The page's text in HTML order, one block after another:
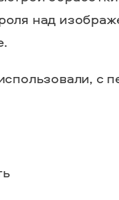
над
с